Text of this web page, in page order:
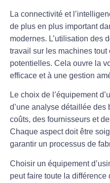
La connectivité et
de plus en plus important
modernes. L’utilisation des
travail sur les machines
potentielles. Cela ouvre la
efficace et à une gestion
Le choix de l’équipement
d’une analyse détaillée
coûts, des fournisseurs et
Chaque aspect doit être
garantir un processus de
Choisir un équipement
peut faire toute la